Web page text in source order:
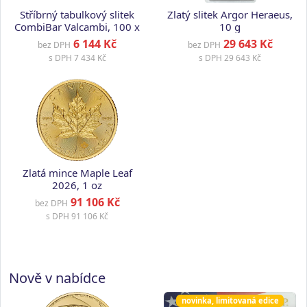
Stříbrný tabulkový slitek
CombiBar Valcambi, 100 x
1 g
bez DPH 6 144 Kč
s DPH 7 434 Kč
Zlatý slitek Argor Heraeus,
10 g
bez DPH 29 643 Kč
s DPH 29 643 Kč
Zlatá mince Maple Leaf
2026, 1 oz
bez DPH 91 106 Kč
s DPH 91 106 Kč
Nově v nabídce
novinka, limitovaná edice